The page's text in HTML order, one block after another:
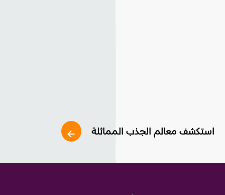
استكشف معالم الجذب المماثلة